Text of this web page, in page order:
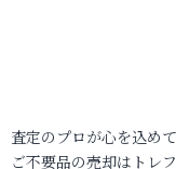
査定のプロが心を込め
ご不要品の売却はトレ